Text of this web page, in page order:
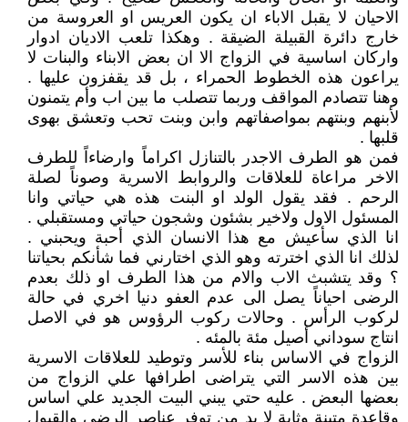
الاحيان لا يقبل الاباء ان يكون العريس او العروسة من
خارج دائرة القبيلة الضيقة . وهكذا تلعب الاديان ادوار
واركان اساسية في الزواج الا ان بعض الابناء والبنات لا
يراعون هذه الخطوط الحمراء ، بل قد يقفزون عليها .
وهنا تتصادم المواقف وربما تتصلب ما بين اب وأم يتمنون
لأبنهم وبنتهم بمواصفاتهم وابن وبنت تحب وتعشق بهوى
قلبها .
فمن هو الطرف الاجدر بالتنازل اكراماً وارضاءاً للطرف
الاخر مراعاة للعلاقات والروابط الاسرية وصوناً لصلة
الرحم . فقد يقول الولد او البنت هذه هي حياتي وانا
المسئول الاول ولاخير بشئون وشجون حياتي ومستقبلي .
انا الذي سأعيش مع هذا الانسان الذي أحبة ويحبني .
لذلك انا الذي اخترته وهو الذي اختارني فما شأنكم بحياتنا
؟ وقد يتشبث الاب والام من هذا الطرف او ذلك بعدم
الرضى احياناً يصل الى عدم العفو دنيا اخري في حالة
لركوب الرأس . وحالات ركوب الرؤوس هو في الاصل
انتاج سوداني أصيل مئة بالمئه .
الزواج في الاساس بناء للأسر وتوطيد للعلاقات الاسرية
بين هذه الاسر التي يتراضى اطرافها علي الزواج من
بعضها البعض . عليه حتي يبني البيت الجديد علي اساس
وقاعدة متينة وثابة لا بد من توفر عناصر الرضى والقبول